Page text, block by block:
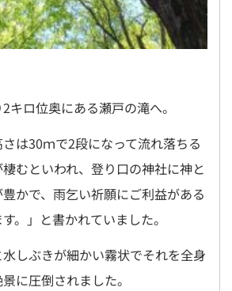
キロ位奥にある瀬戸の滝へ。
は30ｍで2段になって流れ落ちる
むといわれ、登り口の神社に神と
かで、雨乞い祈願にご利益がある
。」と書かれていました。
しぶきが細かい霧状でそれを全身
に圧倒されました。